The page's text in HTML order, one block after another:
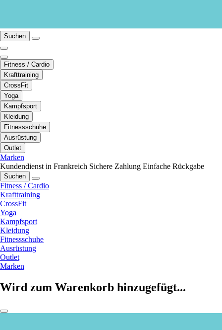
Suchen
Fitness / Cardio
Krafttraining
CrossFit
Yoga
Kampfsport
Kleidung
Fitnessschuhe
Ausrüstung
Outlet
Marken
Kundendienst in Frankreich Sichere Zahlung Einfache Rückgabe
Suchen
Fitness / Cardio
Krafttraining
CrossFit
Yoga
Kampfsport
Kleidung
Fitnessschuhe
Ausrüstung
Outlet
Marken
Wird zum Warenkorb hinzugefügt...